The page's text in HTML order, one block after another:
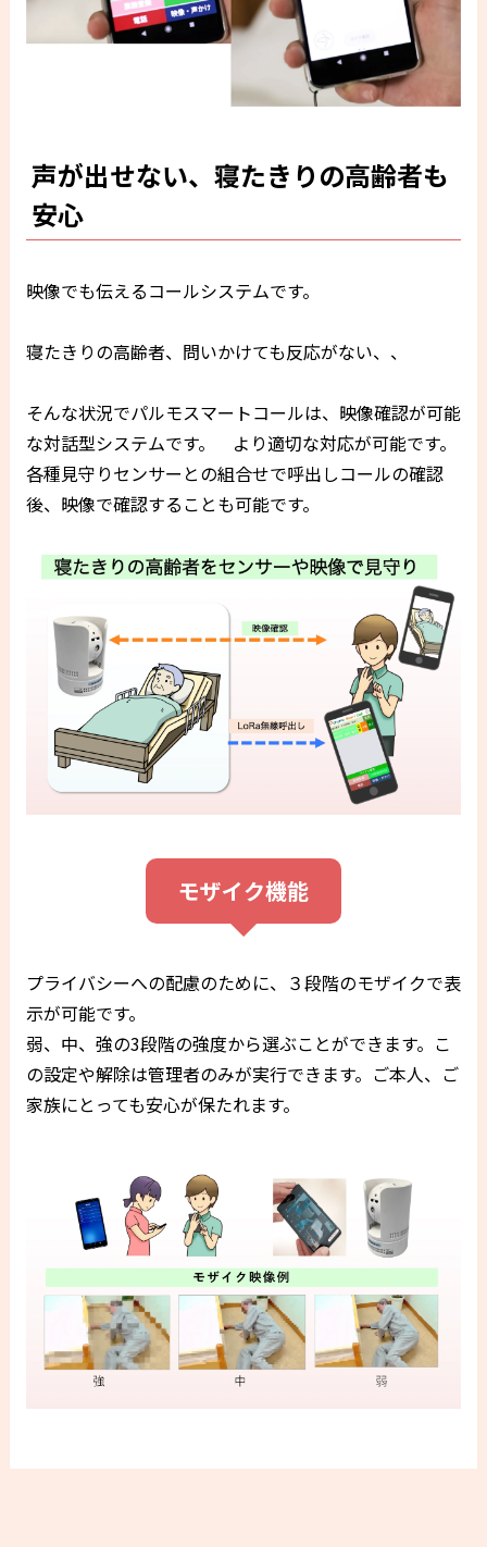
声が出せない、寝たきりの高齢者も
安心
映像でも伝えるコールシステムです。
寝たきりの高齢者、問いかけても反応がない、、
そんな状況でパルモスマートコールは、映像確認が可能
な対話型システムです。 より適切な対応が可能です。
各種見守りセンサーとの組合せで呼出しコールの確認
後、映像で確認することも可能です。
モザイク機能
プライバシーへの配慮のために、３段階のモザイクで表
示が可能です。
弱、中、強の3段階の強度から選ぶことができます。こ
の設定や解除は管理者のみが実行できます。ご本人、ご
家族にとっても安心が保たれます。